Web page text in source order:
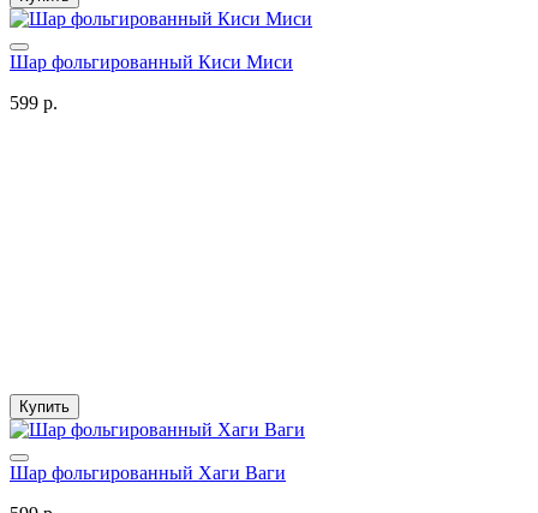
Шар фольгированный Киси Миси
599 р.
Купить
Шар фольгированный Хаги Ваги